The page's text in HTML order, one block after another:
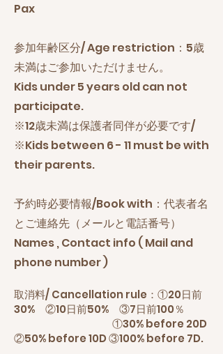
Pax
参加年齢区分/ Age restriction：5歳
未満はご参加いただけません。
Kids under 5 years old can not
participate.
※12歳未満は保護者同伴が必要です/
※Kids between 6 - 11 must be with
their parents.
​予約時必要情報/Book with：代表者名
とご連絡先（メールと電話番号）
Names , Contact info ( Mail and
phone number )
取消料/ Cancellation rule：①20日前
30% ②10日前50% ③7日前100％
①30% before 20D
②50% before 10D ③100% before 7D.